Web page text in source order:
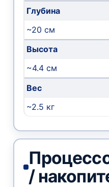
Глубина
~20 см
Высота
~4.4 см
Вес
~2.5 кг
/